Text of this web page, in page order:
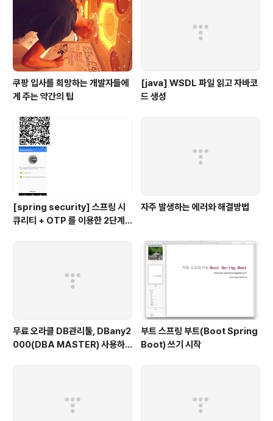
tabase- Docume..
쿠팡 입사를 희망하는 개발자들에
게 주는 약간의 팁
[java] WSDL 파일 읽고 자바코
드 생성
[spring security] 스프링 시
큐리티 + OTP 를 이용한 2단계
자주 발생하는 에러와 해결방법
무료 오라클 DB관리툴, DBany2
000(DBA MASTER) 사용하
부트 스프링 부트(Boot Spring
Boot) 쓰기 시작